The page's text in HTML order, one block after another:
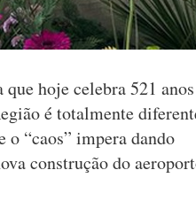
hoje celebra 521
é totalmente
“caos” impera dando
construção do